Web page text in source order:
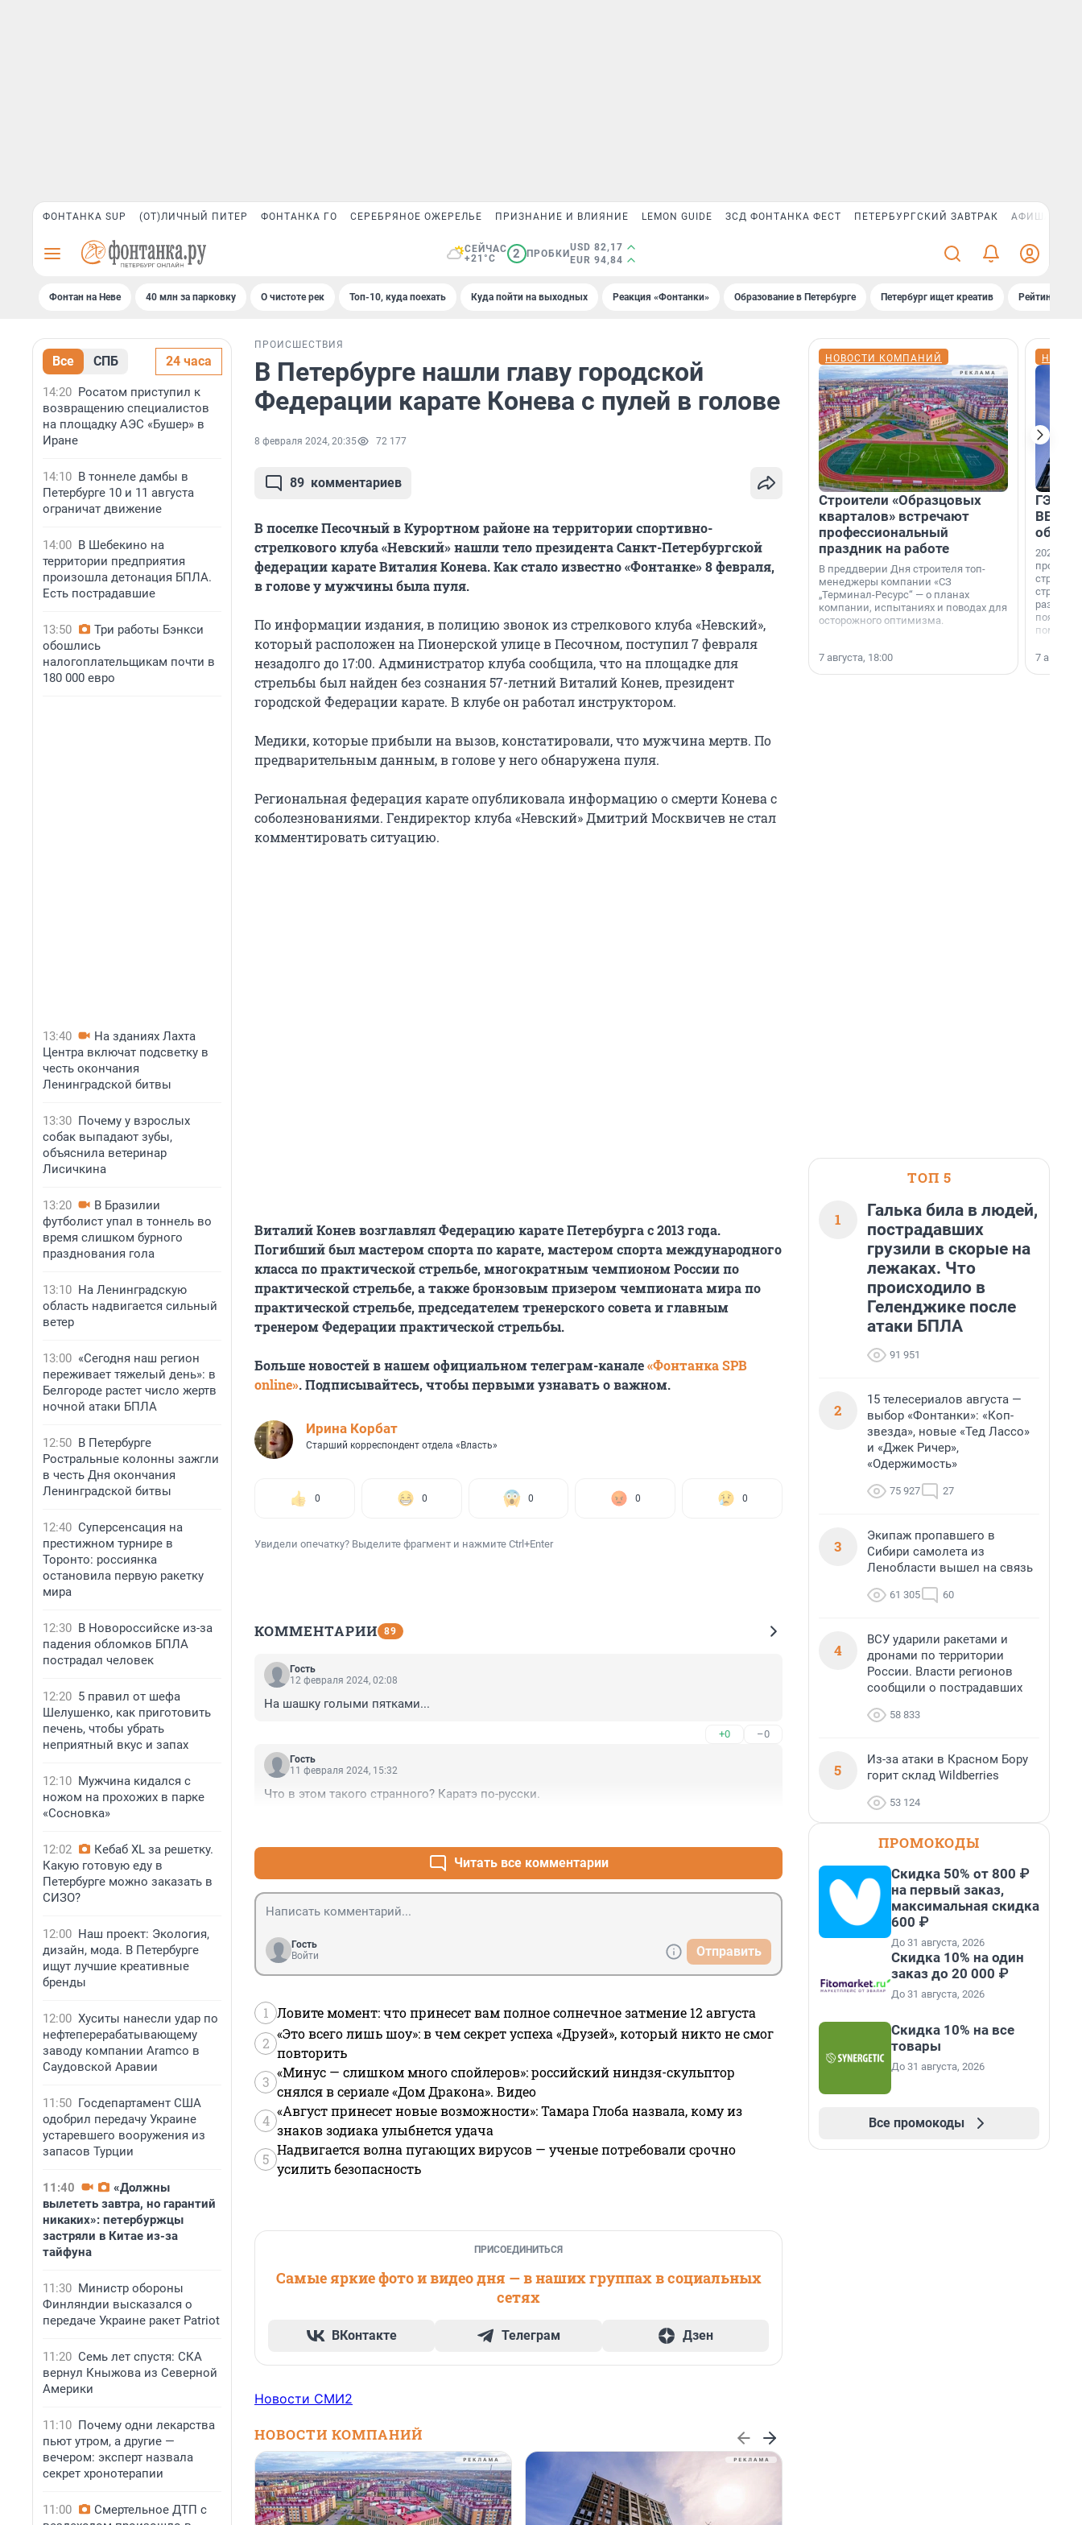
ФОНТАНКА SUP (ОТ)ЛИЧНЫЙ ПИТЕР ФОНТАНКА ГО СЕРЕБРЯНОЕ ОЖЕРЕЛЬЕ ПРИЗНАНИЕ И ВЛИЯНИЕ LEMON GUIDE ЗСД ФОНТАНКА ФЕСТ ПЕТЕРБУРГСКИЙ ЗАВТРАК АФИША PLUS
СЕЙЧАС
+21°C
2 ПРОБКИ
USD 82,17
EUR 94,84
Фонтан на Неве 40 млн за парковку О чистоте рек Топ-10, куда поехать Куда пойти на выходных Реакция «Фонтанки» Образование в Петербурге Петербург ищет креатив Рейтинги
Все СПБ 24 часа
14:20 Росатом приступил к
возвращению специалистов
на площадку АЭС «Бушер» в
Иране
14:10 В тоннеле дамбы в
Петербурге 10 и 11 августа
ограничат движение
14:00 В Шебекино на
территории предприятия
произошла детонация БПЛА.
Есть пострадавшие
13:50
Три работы Бэнкси
обошлись
налогоплательщикам почти в
180 000 евро
13:40
На зданиях Лахта
Центра включат подсветку в
честь окончания
Ленинградской битвы
13:30 Почему у взрослых
собак выпадают зубы,
объяснила ветеринар
Лисичкина
13:20
В Бразилии
футболист упал в тоннель во
время слишком бурного
празднования гола
13:10 На Ленинградскую
область надвигается сильный
ветер
13:00 «Сегодня наш регион
переживает тяжелый день»: в
Белгороде растет число жертв
ночной атаки БПЛА
12:50 В Петербурге
Ростральные колонны зажгли
в честь Дня окончания
Ленинградской битвы
12:40 Суперсенсация на
престижном турнире в
Торонто: россиянка
остановила первую ракетку
мира
12:30 В Новороссийске из-за
падения обломков БПЛА
пострадал человек
12:20 5 правил от шефа
Шелушенко, как приготовить
печень, чтобы убрать
неприятный вкус и запах
12:10 Мужчина кидался с
ножом на прохожих в парке
«Сосновка»
12:02
Кебаб XL за решетку.
Какую готовую еду в
Петербурге можно заказать в
СИЗО?
12:00 Наш проект: Экология,
дизайн, мода. В Петербурге
ищут лучшие креативные
бренды
12:00 Хуситы нанесли удар по
нефтеперерабатывающему
заводу компании Aramco в
Саудовской Аравии
11:50 Госдепартамент США
одобрил передачу Украине
устаревшего вооружения из
запасов Турции
11:40
«Должны
вылететь завтра, но гарантий
никаких»: петербуржцы
застряли в Китае из-за
тайфуна
11:30 Министр обороны
Финляндии высказался о
передаче Украине ракет Patriot
11:20 Семь лет спустя: СКА
вернул Кныжова из Северной
Америки
11:10 Почему одни лекарства
пьют утром, а другие —
вечером: эксперт назвала
секрет хронотерапии
11:00
Смертельное ДТП с
ПРОИСШЕСТВИЯ
В Петербурге нашли главу городской
Федерации карате Конева с пулей в голове
8 февраля 2024, 20:35 72 177
89 комментариев
В поселке Песочный в Курортном районе на территории спортивно-
стрелкового клуба «Невский» нашли тело президента Санкт-Петербургской
федерации карате Виталия Конева. Как стало известно «Фонтанке» 8 февраля,
в голове у мужчины была пуля.
По информации издания, в полицию звонок из стрелкового клуба «Невский»,
который расположен на Пионерской улице в Песочном, поступил 7 февраля
незадолго до 17:00. Администратор клуба сообщила, что на площадке для
стрельбы был найден без сознания 57-летний Виталий Конев, президент
городской Федерации карате. В клубе он работал инструктором.
Медики, которые прибыли на вызов, констатировали, что мужчина мертв. По
предварительным данным, в голове у него обнаружена пуля.
Региональная федерация карате опубликовала информацию о смерти Конева с
соболезнованиями. Гендиректор клуба «Невский» Дмитрий Москвичев не стал
комментировать ситуацию.
Виталий Конев возглавлял Федерацию карате Петербурга с 2013 года.
Погибший был мастером спорта по карате, мастером спорта международного
класса по практической стрельбе, многократным чемпионом России по
практической стрельбе, а также бронзовым призером чемпионата мира по
практической стрельбе, председателем тренерского совета и главным
тренером Федерации практической стрельбы.
Больше новостей в нашем официальном телеграм-канале«Фонтанка SPB
online». Подписывайтесь, чтобы первыми узнавать о важном.
Иpина Корбат
Старший корреспондент отдела «Власть»
0 0 0 0 0
Увидели опечатку? Выделите фрагмент и нажмите Ctrl+Enter
КОММЕНТАРИИ 89
Гость
12 февраля 2024, 02:08
На шашку голыми пятками...
+0 –0
Гость
11 февраля 2024, 15:32
Что в этом такого странного? Каратэ по-русски.
Читать все комментарии
Гость
Войти
Отправить
1 Ловите момент: что принесет вам полное солнечное затмение 12 августа
2
«Это всего лишь шоу»: в чем секрет успеха «Друзей», который никто не смог
повторить
3
«Минус — слишком много спойлеров»: российский ниндзя-скульптор
снялся в сериале «Дом Дракона». Видео
4
«Август принесет новые возможности»: Тамара Глоба назвала, кому из
знаков зодиака улыбнется удача
5
Надвигается волна пугающих вирусов — ученые потребовали срочно
усилить безопасность
ПРИСОЕДИНИТЬСЯ
Самые яркие фото и видео дня — в наших группах в социальных
сетях
ВКонтакте Телеграм Дзен
Новости СМИ2
НОВОСТИ КОМПАНИЙ
НОВОСТИ КОМПАНИЙ
Строители «Образцовых
кварталов» встречают
профессиональный
праздник на работе
В преддверии Дня строителя топ-
менеджеры компании «СЗ
„Терминал-Ресурс“ — о планах
компании, испытаниях и поводах для
осторожного оптимизма.
7 августа, 18:00
ГЭС,
ВВП: в
об
2026-й —
раз. В
7
ТОП 5
1
Галька била в людей,
пострадавших
грузили в скорые на
лежаках. Что
происходило в
Геленджике после
атаки БПЛА
91 951
2
15 телесериалов августа —
выбор «Фонтанки»: «Коп-
звезда», новые «Тед Лассо»
и «Джек Ричер»,
«Одержимость»
75 927 27
3
Экипаж пропавшего в
Сибири самолета из
Ленобласти вышел на связь
61 305 60
4
ВСУ ударили ракетами и
дронами по территории
России. Власти регионов
сообщили о пострадавших
58 833
5
Из-за атаки в Красном Бору
горит склад Wildberries
53 124
ПРОМОКОДЫ
Скидка 50% от 800 ₽
на первый заказ,
максимальная скидка
600 ₽
До 31 августа, 2026
Скидка 10% на один
заказ до 20 000 ₽
До 31 августа, 2026
Скидка 10% на все
товары
До 31 августа, 2026
Все промокоды